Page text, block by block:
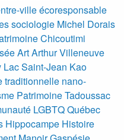
ville écoresponsable
sociologie Michel Dorais
Chicoutimi
Art Arthur Villeneuve
Saint-Jean Kao
traditionnelle nano-
Patrimoine Tadoussac
LGBTQ Québec
Hippocampe Histoire